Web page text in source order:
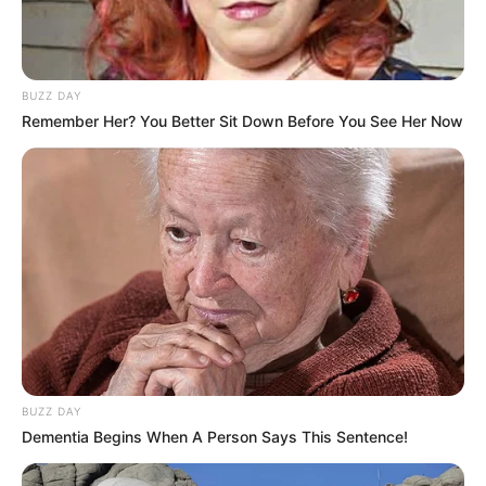
BUZZ DAY
Remember Her? You Better Sit Down Before You See Her Now
BUZZ DAY
Dementia Begins When A Person Says This Sentence!